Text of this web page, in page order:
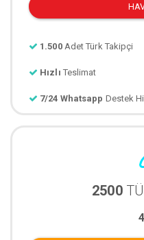
1.500 Adet Türk Takipçi
Hızlı Teslimat
7/24 Whatsapp
2500